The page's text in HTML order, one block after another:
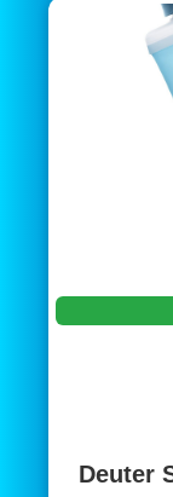
Deuter